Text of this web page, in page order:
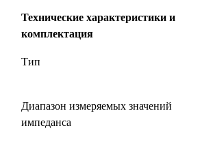
Технические характеристики и
комплектация
Тип
Диапазон измеряемых значений
импеданса